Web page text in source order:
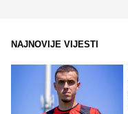
NAJNOVIJE VIJESTI